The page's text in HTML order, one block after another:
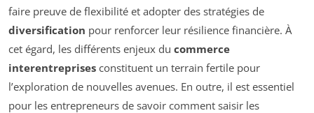
faire preuve de flexibilité et adopter des stratégies de
diversification pour renforcer leur résilience financière. À
cet égard, les différents enjeux du commerce
interentreprises constituent un terrain fertile pour
l’exploration de nouvelles avenues. En outre, il est essentiel
pour les entrepreneurs de savoir comment saisir les